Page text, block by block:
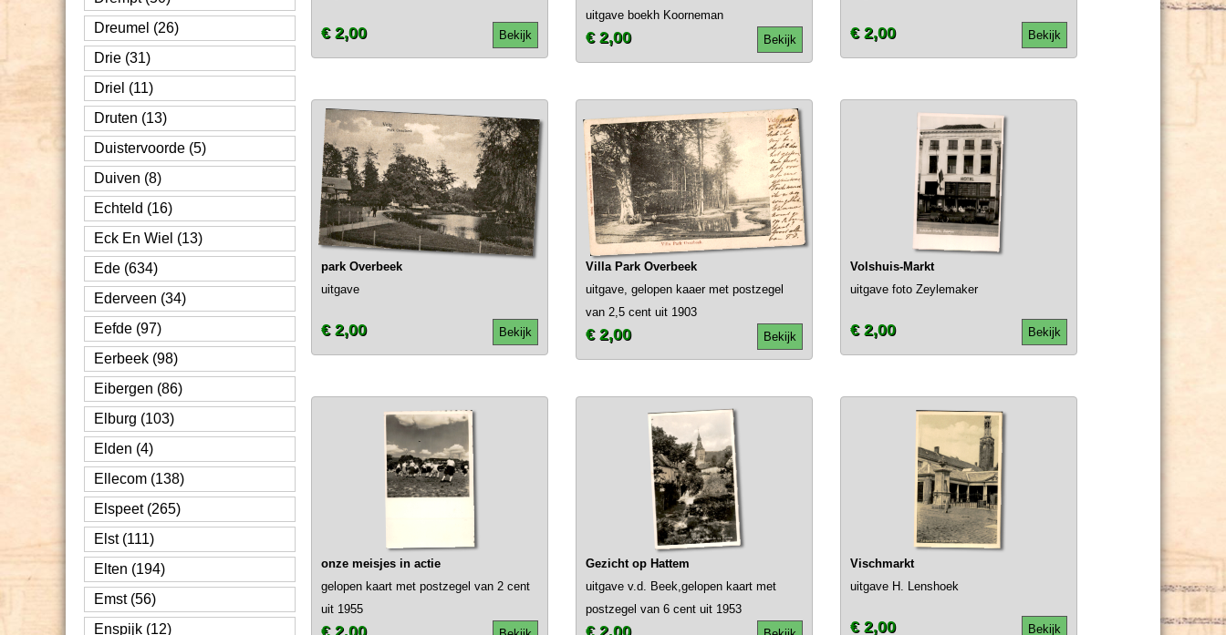
Dreumel (26)
Drie (31)
Driel (11)
Druten (13)
Duistervoorde (5)
Duiven (8)
Echteld (16)
Eck En Wiel (13)
Ede (634)
Ederveen (34)
Eefde (97)
Eerbeek (98)
Eibergen (86)
Elburg (103)
Elden (4)
Ellecom (138)
Elspeet (265)
Elst (111)
Elten (194)
Emst (56)
Enspijk (12)
Bekijk
€ 2,00
uitgave boekh Koorneman
Bekijk
€ 2,00 Bekijk
€ 2,00
park Overbeek
uitgave
Bekijk
€ 2,00
Villa Park Overbeek
uitgave, gelopen kaaer met postzegel
van 2,5 cent uit 1903
Bekijk
€ 2,00
Volshuis-Markt
uitgave foto Zeylemaker
Bekijk
€ 2,00
onze meisjes in actie
gelopen kaart met postzegel van 2 cent
uit 1955
€ 2,00
Gezicht op Hattem
uitgave v.d. Beek,gelopen kaart met
postzegel van 6 cent uit 1953
€ 2,00
Vischmarkt
uitgave H. Lenshoek
Bekijk
€ 2,00